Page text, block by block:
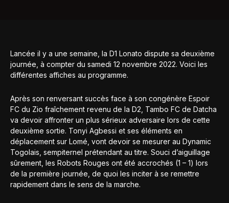
Lancée il y a une semaine, la D1 Lonato dispute sa deuxième
journée, à compter du samedi 12 novembre 2022. Voici les
différentes affiches au programme.
Après son renversant succès face à son congénère Espoir
FC du Zio fraîchement revenu de la D2, Tambo FC de Datcha
va devoir affronter un plus sérieux adversaire lors de cette
deuxième sortie. Tonyi Agbessi et ses éléments en
déplacement sur Lomé, vont devoir se mesurer au Dynamic
Togolais, sempiternel prétendant au titre. Souci d’aiguillage
sûrement, les Robots Rouges ont été accrochés (1 – 1) lors
de la première journée, de quoi les inciter à se remettre
rapidement dans le sens de la marche.